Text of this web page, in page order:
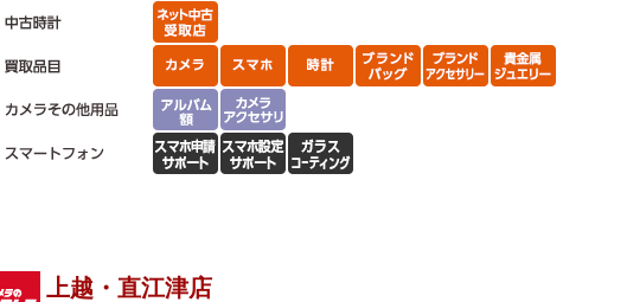
上越・直江津店